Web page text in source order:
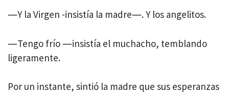
―Y la Virgen -insistía la madre―. Y los angelitos.
―Tengo frío ―insistía el muchacho, temblando
ligeramente.
Por un instante, sintió la madre que sus esperanzas